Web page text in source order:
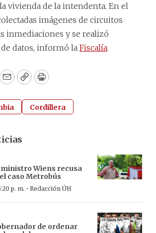
vivienda de la intendenta. En el
imágenes de circuitos
inmediaciones y se realizó
datos, informó la Fiscalía.
EmailCopyPrint
Cordillera
Wiens recusa
caso Metrobús
p. m. · Redacción ÚH
de ordenar